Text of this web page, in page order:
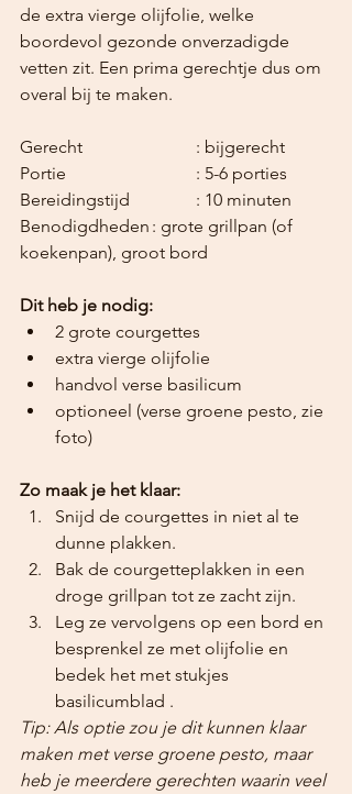
de extra vierge olijfolie, welke
boordevol gezonde onverzadigde
vetten zit. Een prima gerechtje dus om
overal bij te maken.
Gerecht			: bijgerecht
Portie			: 5-6 porties
Bereidingstijd		: 10 minuten
Benodigdheden	: grote grillpan (of
koekenpan), groot bord
Dit heb je nodig:
2 grote courgettes
extra vierge olijfolie
handvol verse basilicum
optioneel (verse groene pesto, zie
foto)
Zo maak je het klaar:
Snijd de courgettes in niet al te
dunne plakken.
Bak de courgetteplakken in een
droge grillpan tot ze zacht zijn.
Leg ze vervolgens op een bord en
besprenkel ze met olijfolie en
bedek het met stukjes
basilicumblad .
Tip: Als optie zou je dit kunnen klaar
maken met verse groene pesto, maar
heb je meerdere gerechten waarin veel